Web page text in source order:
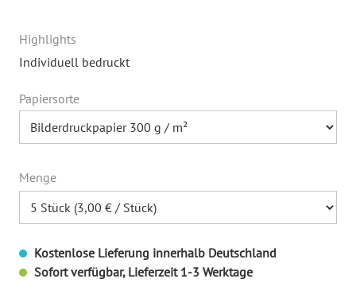
Highlights
Individuell bedruckt
Papiersorte
Menge
Kostenlose Lieferung innerhalb Deutschland
Sofort verfügbar, Lieferzeit 1-3 Werktage